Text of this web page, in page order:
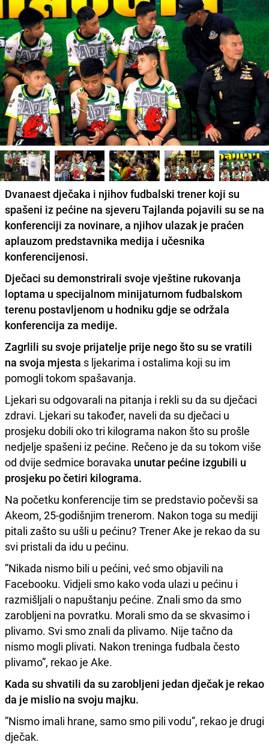
Dvanaest dječaka i njihov fudbalski trener koji su
spašeni iz pećine na sjeveru Tajlanda pojavili su se na
konferenciji za novinare, a njihov ulazak je praćen
aplauzom predstavnika medija i učesnika
konferencijenosi.
Dječaci su demonstrirali svoje vještine rukovanja
loptama u specijalnom minijaturnom fudbalskom
terenu postavljenom u hodniku gdje se održala
konferencija za medije.
Zagrlili su svoje prijatelje prije nego što su se vratili
na svoja mjesta s ljekarima i ostalima koji su im
pomogli tokom spašavanja.
Ljekari su odgovarali na pitanja i rekli su da su dječaci
zdravi. Ljekari su također, naveli da su dječaci u
prosjeku dobili oko tri kilograma nakon što su prošle
nedjelje spašeni iz pećine. Rečeno je da su tokom više
od dvije sedmice boravaka unutar pećine izgubili u
prosjeku po četiri kilograma.
Na početku konferencije tim se predstavio počevši sa
Akeom, 25-godišnjim trenerom. Nakon toga su mediji
pitali zašto su ušli u pećinu? Trener Ake je rekao da su
svi pristali da idu u pećinu.
”Nikada nismo bili u pećini, već smo objavili na
Facebooku. Vidjeli smo kako voda ulazi u pećinu i
razmišljali o napuštanju pećine. Znali smo da smo
zarobljeni na povratku. Morali smo da se skvasimo i
plivamo. Svi smo znali da plivamo. Nije tačno da
nismo mogli plivati. Nakon treninga fudbala često
plivamo”, rekao je Ake.
Kada su shvatili da su zarobljeni jedan dječak je rekao
da je mislio na svoju majku.
”Nismo imali hrane, samo smo pili vodu”, rekao je drugi
dječak.